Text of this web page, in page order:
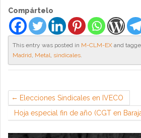
Compártelo
This entry was posted in M-CLM-EX and
Madrid, Metal, sindicales.
Elecciones Sindicales en IVECO
Hoja especial fin de año (CGT en